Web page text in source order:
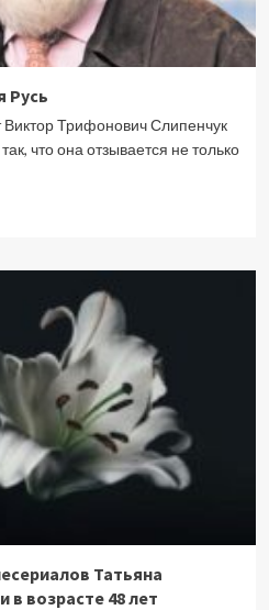
Русь
Виктор Трифонович Слипенчук
что она отзывается не только
Татьяна
в возрасте 48 лет